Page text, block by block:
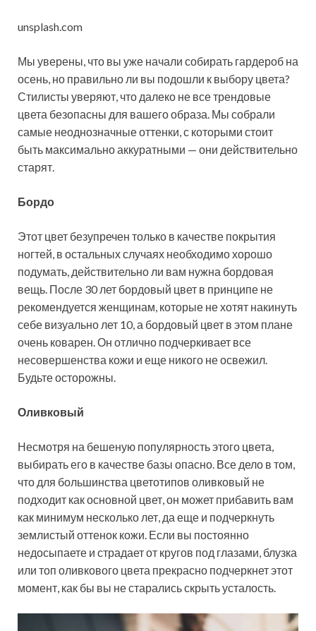
unsplash.com
Мы уверены, что вы уже начали собирать гардероб на
осень, но правильно ли вы подошли к выбору цвета?
Стилисты уверяют, что далеко не все трендовые
цвета безопасны для вашего образа. Мы собрали
самые неоднозначные оттенки, с которыми стоит
быть максимально аккуратными — они действительно
старят.
Бордо
Этот цвет безупречен только в качестве покрытия
ногтей, в остальных случаях необходимо хорошо
подумать, действительно ли вам нужна бордовая
вещь. После 30 лет бордовый цвет в принципе не
рекомендуется женщинам, которые не хотят накинуть
себе визуально лет 10, а бордовый цвет в этом плане
очень коварен. Он отлично подчеркивает все
несовершенства кожи и еще никого не освежил.
Будьте осторожны.
Оливковый
Несмотря на бешеную популярность этого цвета,
выбирать его в качестве базы опасно. Все дело в том,
что для большинства цветотипов оливковый не
подходит как основной цвет, он может прибавить вам
как минимум несколько лет, да еще и подчеркнуть
землистый оттенок кожи. Если вы постоянно
недосыпаете и страдает от кругов под глазами, блузка
или топ оливкового цвета прекрасно подчеркнет этот
момент, как бы вы не старались скрыть усталость.